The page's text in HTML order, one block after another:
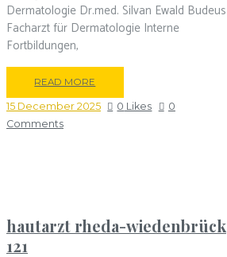
Dermatologie Dr.med. Silvan Ewald Budeus
Facharzt für Dermatologie Interne
Fortbildungen,
READ MORE
15 December 2025 0 Likes
0
Comments
hautarzt rheda-wiedenbrück
121